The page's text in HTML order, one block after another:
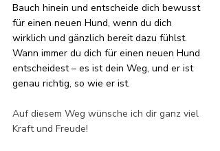
Bauch hinein und entscheide dich bewusst
für einen neuen Hund, wenn du dich
wirklich und gänzlich bereit dazu fühlst.
Wann immer du dich für einen neuen Hund
entscheidest – es ist dein Weg, und er ist
genau richtig, so wie er ist.
Auf diesem Weg wünsche ich dir ganz viel
Kraft und Freude!